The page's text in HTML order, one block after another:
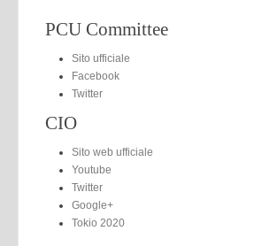
PCU Committee
Sito ufficiale
Facebook
Twitter
CIO
Sito web ufficiale
Youtube
Twitter
Google+
Tokio 2020